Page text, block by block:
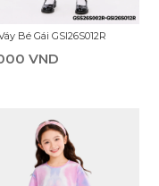
Bé Gái GSI26S012R
VND